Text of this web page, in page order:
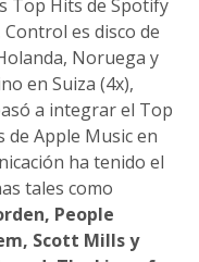
Top Hits de Spotify
es disco de
Noruega y
en Suiza (4x),
a integrar el Top
de Apple Music en
ha tenido el
tales como
People
Scott Mills y